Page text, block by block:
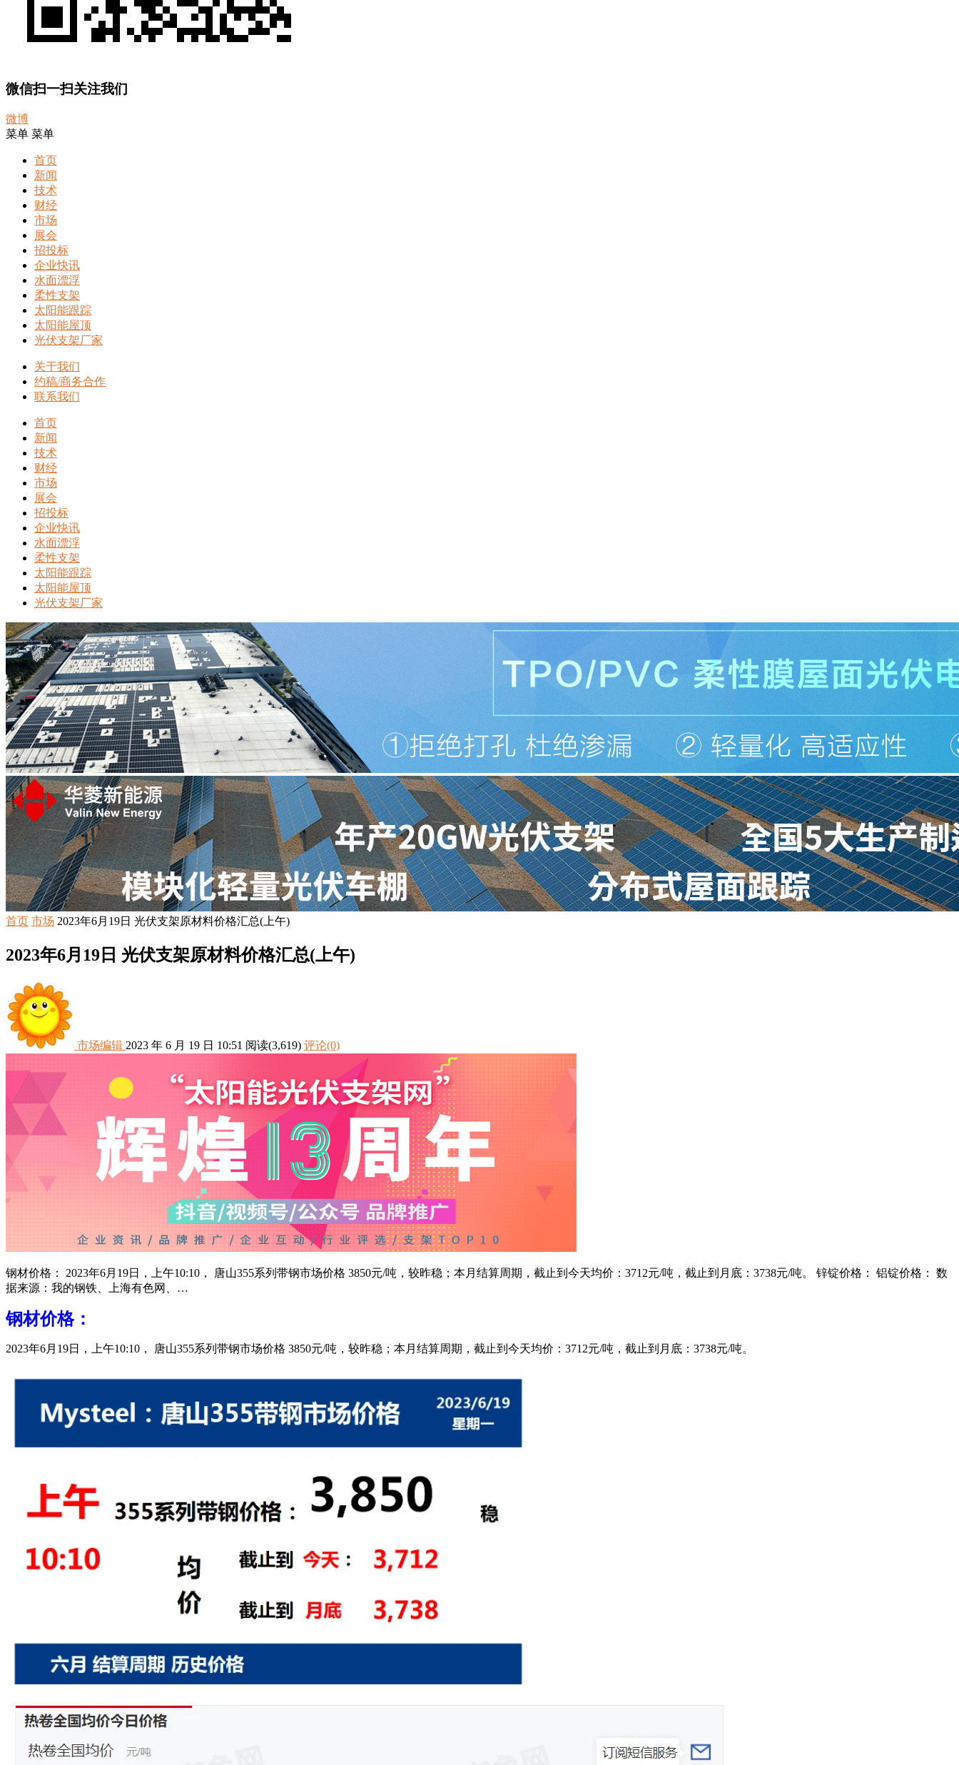
微信扫一扫关注我们
微博
菜单 菜单
首页
新闻
技术
财经
市场
展会
招投标
企业快讯
水面漂浮
柔性支架
太阳能跟踪
太阳能屋顶
光伏支架厂家
关于我们
约稿/商务合作
联系我们
首页
新闻
技术
财经
市场
展会
招投标
企业快讯
水面漂浮
柔性支架
太阳能跟踪
太阳能屋顶
光伏支架厂家
首页 市场 2023年6月19日 光伏支架原材料价格汇总(上午)
2023年6月19日 光伏支架原材料价格汇总(上午)
市场编辑 2023 年 6 月 19 日 10:51 阅读(3,619) 评论(0)
钢材价格： 2023年6月19日，上午10:10， 唐山355系列带钢市场价格 3850元/吨，较昨稳；本月结算周期，截止到今天均价：3712元/吨，截止到月底：3738元/吨。 锌锭价格： 铝锭价格： 数
据来源：我的钢铁、上海有色网、…
钢材价格：
2023年6月19日，上午10:10， 唐山355系列带钢市场价格 3850元/吨，较昨稳；本月结算周期，截止到今天均价：3712元/吨，截止到月底：3738元/吨。